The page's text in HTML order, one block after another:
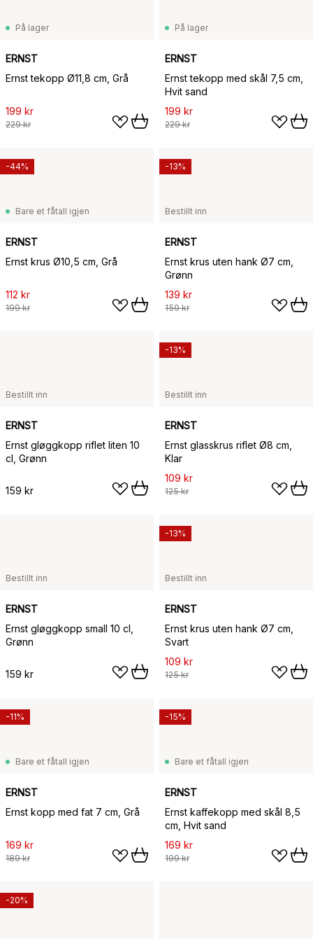
På lager
ERNST
Ernst tekopp Ø11,8 cm, Grå
199 kr
229 kr
På lager
ERNST
Ernst tekopp med skål 7,5 cm,
Hvit sand
199 kr
229 kr
Bare et fåtall igjen
ERNST
Ernst krus Ø10,5 cm, Grå
112 kr
199 kr
-44%
Bestillt inn
ERNST
Ernst krus uten hank Ø7 cm,
Grønn
139 kr
159 kr
-13%
Bestillt inn
ERNST
Ernst gløggkopp riflet liten 10
cl, Grønn
159 kr
Bestillt inn
ERNST
Ernst glasskrus riflet Ø8 cm,
Klar
109 kr
125 kr
-13%
Bestillt inn
ERNST
Ernst gløggkopp small 10 cl,
Grønn
159 kr
Bestillt inn
ERNST
Ernst krus uten hank Ø7 cm,
Svart
109 kr
125 kr
-13%
Bare et fåtall igjen
ERNST
Ernst kopp med fat 7 cm, Grå
169 kr
189 kr
-11%
Bare et fåtall igjen
ERNST
Ernst kaffekopp med skål 8,5
cm, Hvit sand
169 kr
199 kr
-15%
-20%